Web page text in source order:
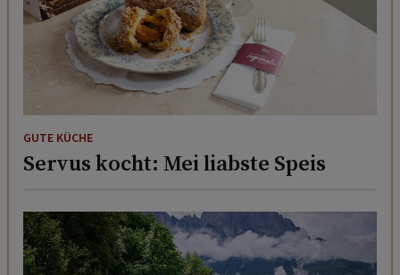
GUTE KÜCHE
Servus kocht: Mei liabste Speis